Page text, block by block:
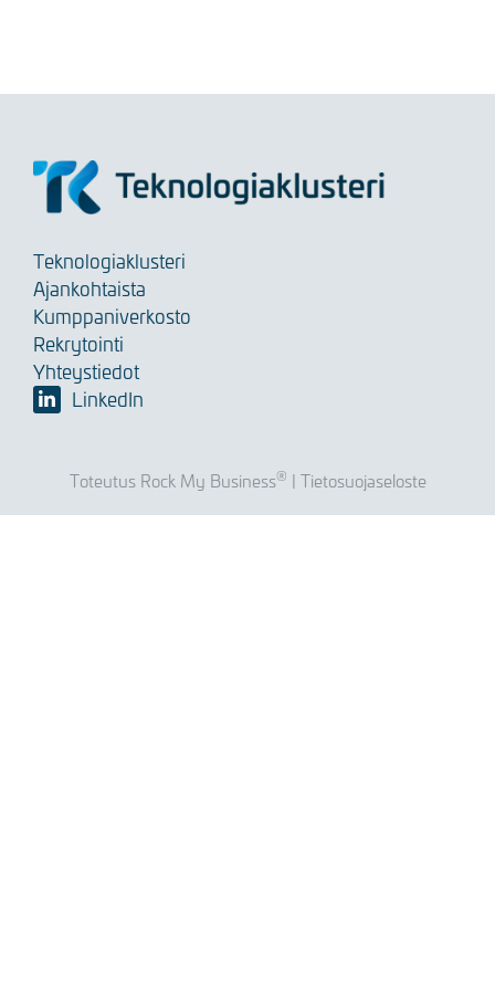
Teknologiaklusteri
Ajankohtaista
Kumppaniverkosto
Rekrytointi
Yhteystiedot
LinkedIn
Toteutus Rock My Business® | Tietosuojaseloste